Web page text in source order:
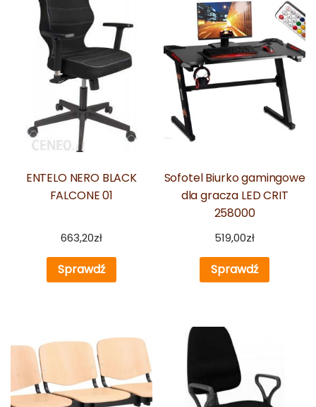
ENTELO NERO BLACK
FALCONE 01
663,20zł
Sprawdź
Sofotel Biurko gamingowe
dla gracza LED CRIT
258000
519,00zł
Sprawdź